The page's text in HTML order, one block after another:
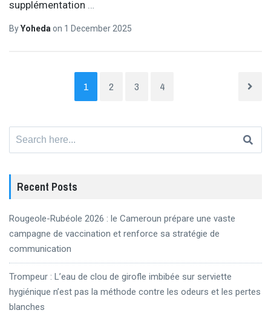
supplémentation …
ByYoheda on 1 December 2025
1 2 3 4
Recent Posts
Rougeole-Rubéole 2026 : le Cameroun prépare une vaste
campagne de vaccination et renforce sa stratégie de
communication
Trompeur : L’eau de clou de girofle imbibée sur serviette
hygiénique n’est pas la méthode contre les odeurs et les pertes
blanches